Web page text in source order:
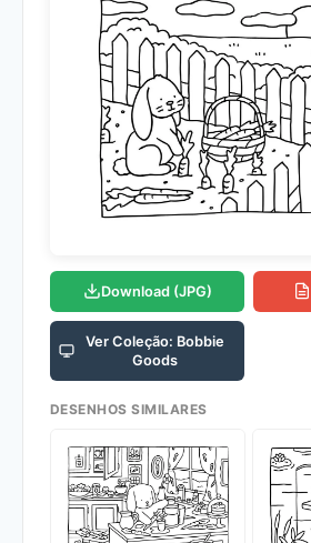
Download (JPG)
Ver Coleção: Bobbie
Goods
DESENHOS SIMILARES